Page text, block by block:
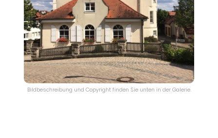
Bildbeschreibung und Copyright finden Sie unten in der Galerie.